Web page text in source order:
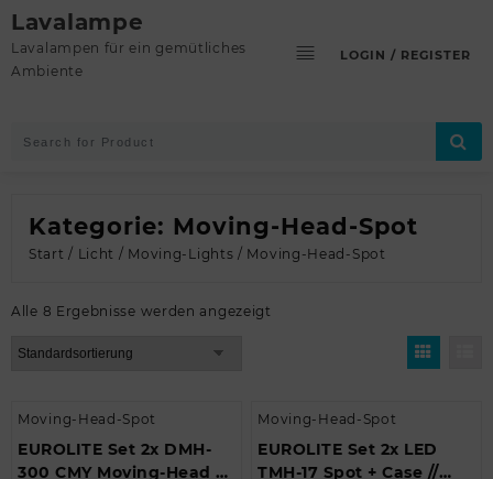
Skip
to
content
Lavalampe
Lavalampen für ein gemütliches
Ambiente
LOGIN / REGISTER
Kategorie: Moving-Head-Spot
Start / Licht / Moving-Lights / Moving-Head-Spot
Alle 8 Ergebnisse werden angezeigt
Moving-Head-Spot
EUROLITE Set 2x DMH-
300 CMY Moving-Head +
Moving-Head-Spot
EUROLITE Set 2x LED
TMH-17 Spot + Case //